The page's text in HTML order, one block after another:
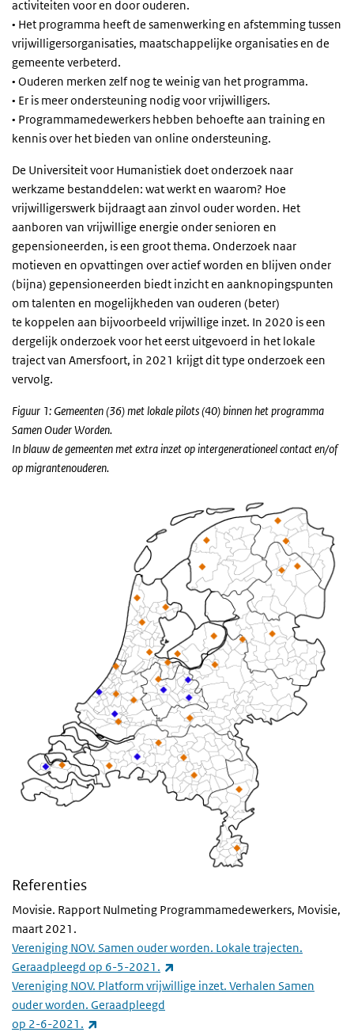
activiteiten voor en door ouderen.
• Het programma heeft de samenwerking en afstemming tussen
vrijwilligersorganisaties, maatschappelijke organisaties en de
gemeente verbeterd.
• Ouderen merken zelf nog te weinig van het programma.
• Er is meer ondersteuning nodig voor vrijwilligers.
• Programmamedewerkers hebben behoefte aan training en
kennis over het bieden van online ondersteuning.
De Universiteit voor Humanistiek doet onderzoek naar
werkzame bestanddelen: wat werkt en waarom? Hoe
vrijwilligerswerk bijdraagt aan zinvol ouder worden. Het
aanboren van vrijwillige energie onder senioren en
gepensioneerden, is een groot thema. Onderzoek naar
motieven en opvattingen over actief worden en blijven onder
(bijna) gepensioneerden biedt inzicht en aanknopingspunten
om talenten en mogelijkheden van ouderen (beter)
te koppelen aan bijvoorbeeld vrijwillige inzet. In 2020 is een
dergelijk onderzoek voor het eerst uitgevoerd in het lokale
traject van Amersfoort, in 2021 krijgt dit type onderzoek een
vervolg.
Figuur 1: Gemeenten (36) met lokale pilots (40) binnen het programma
Samen Ouder Worden.
In blauw de gemeenten met extra inzet op intergenerationeel contact en/of
op migrantenouderen.
Referenties
Movisie. Rapport Nulmeting Programmamedewerkers, Movisie,
maart 2021.
Vereniging NOV. Samen ouder worden. Lokale trajecten.
Geraadpleegd op 6-5-2021.
Vereniging NOV. Platform vrijwillige inzet. Verhalen Samen
ouder worden. Geraadpleegd
op 2-6-2021.